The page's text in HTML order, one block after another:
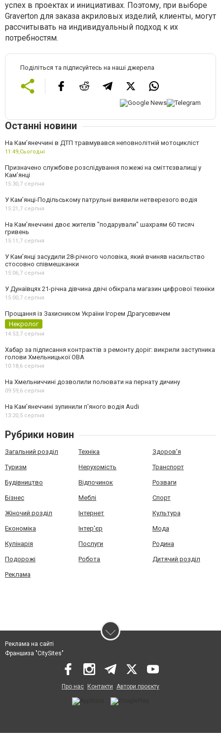
успех в проектах и инициативах. Поэтому, при выборе
Graverton для заказа акриловых изделий, клиенты, могут
рассчитывать на индивидуальный подход к их
потребностям.
Поділіться та підписуйтесь на наші джерела
Останні новини
На Кам’янеччині в ДТП травмувався неповнолітній мотоцикліст
11:49,Сьогодні
Призначено службове розслідування пожежі на сміттєзвалищі у
Кам’янці
15:30,7 серпня
У Кам’янці-Подільському патрульні виявили нетверезого водія
15:21,7 серпня
На Камʼянеччині двоє жителів "подарували" шахраям 60 тисяч
гривень
15:11,7 серпня
У Камʼянці засудили 28-річного чоловіка, який вчиняв насильство
стосовно співмешканки
15:06,7 серпня
У Дунаївцях 21-річна дівчина двічі обікрала магазин цифрової техніки
15:00,7 серпня
Прощання із Захисником України Ігорем Драгусевичем
Некролог
14:53,7 серпня
Хабар за підписання контрактів з ремонту доріг: викрили заступника
голови Хмельницької ОВА
10:18,6 серпня
На Хмельниччині дозволили полювати на пернату дичину
09:59,6 серпня
На Камʼянеччині зупинили п'яного водія Audi
13:20,5 серпня
Рубрики новин
Загальний розділ Техніка Здоров'я
Туризм Нерухомість Транспорт
Будівництво Відпочинок Розваги
Бізнес Меблі Спорт
Жіночий розділ Інтернет Культура
Економіка Інтер'єр Мода
Кулінарія Послуги Родина
Подорожі Робота Дитячий розділ
Реклама
Реклама на сайті
Франшиза "CitySites"
Про нас Контакти Автори проєкту